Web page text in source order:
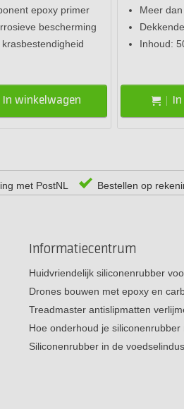
epoxy primer
bescherming
In winkelwagen
Meer
Inhoud:
met PostNL Bestellen op
Informatiecentrum
Huidvriendelijk siliconenrubber
Drones bouwen met epoxy en
Treadmaster antislipmatten
Hoe onderhoud je
Siliconenrubber in de